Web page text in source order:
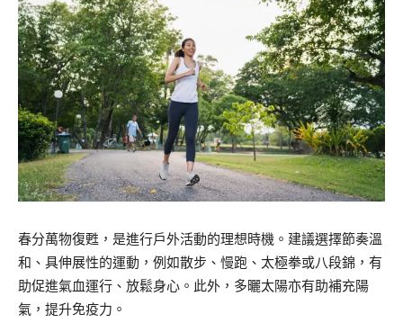
春分萬物復甦，是進行戶外活動的理想時機。建議選擇節奏溫
和、具伸展性的運動，例如散步、慢跑、太極拳或八段錦，有
助促進氣血運行、放鬆身心。此外，多曬太陽亦有助補充陽
氣，提升免疫力。